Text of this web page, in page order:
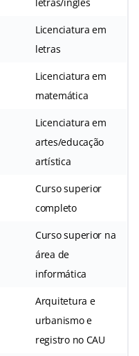
Licenciatura em
letras
Licenciatura em
matemática
Licenciatura em
artes/educação
artística
Curso superior
completo
Curso superior na
área de
informática
Arquitetura e
urbanismo e
registro no CAU